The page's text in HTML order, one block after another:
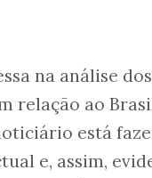
na análise
relação ao
está
e, assim,